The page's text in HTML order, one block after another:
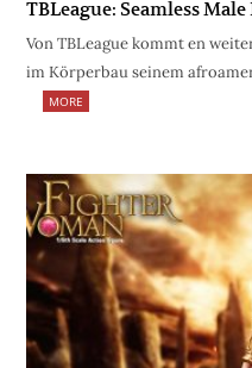
TBLeague: Seamless
Von TBLeague kommt en
im Körperbau seinem
MORE